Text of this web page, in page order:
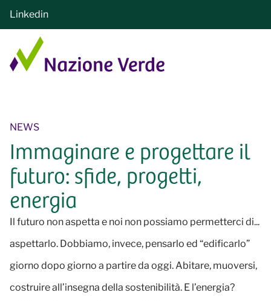
Linkedin
NEWS
Immaginare e progettare il
futuro: sfide, progetti,
energia
Il futuro non aspetta e noi non possiamo permetterci di...
aspettarlo. Dobbiamo, invece, pensarlo ed “edificarlo”
giorno dopo giorno a partire da oggi. Abitare, muoversi,
costruire all’insegna della sostenibilità. E l’energia?